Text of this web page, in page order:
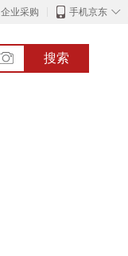
企业采购 ◇
手机京东
搜索